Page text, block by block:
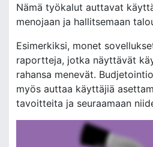
Nämä työkalut auttavat
menojaan ja hallitsemaan
Esimerkiksi, monet
raportteja, jotka näyttävät
rahansa menevät.
myös auttaa käyttäjiä
tavoitteita ja seuraamaan